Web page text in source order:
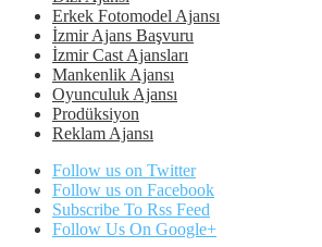
Erkek Fotomodel Ajansı
İzmir Ajans Başvuru
İzmir Cast Ajansları
Mankenlik Ajansı
Oyunculuk Ajansı
Prodüksiyon
Reklam Ajansı
Follow us on Twitter
Follow us on Facebook
Subscribe To Rss Feed
Follow Us On Google+